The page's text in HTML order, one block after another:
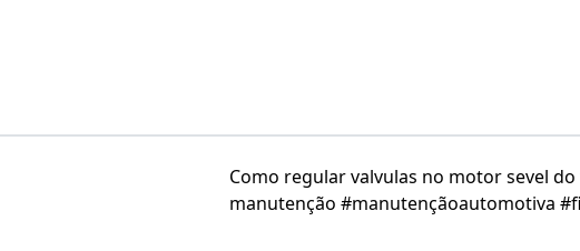
Como regular valvulas no motor sevel
manutenção #manutençãoautomotiva